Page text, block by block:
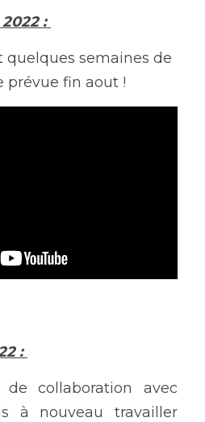
:
quelques semaines de
prévue fin aout !
:
collaboration avec
à nouveau travailler